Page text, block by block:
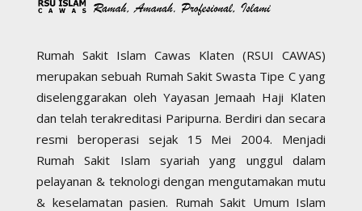
Rumah Sakit Islam Cawas Klaten (RSUI CAWAS)
merupakan sebuah Rumah Sakit Swasta Tipe C yang
diselenggarakan oleh Yayasan Jemaah Haji Klaten
dan telah terakreditasi Paripurna. Berdiri dan secara
resmi beroperasi sejak 15 Mei 2004. Menjadi
Rumah Sakit Islam syariah yang unggul dalam
pelayanan & teknologi dengan mengutamakan mutu
& keselamatan pasien. Rumah Sakit Umum Islam